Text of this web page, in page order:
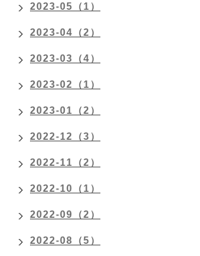
2023-05（1）
2023-04（2）
2023-03（4）
2023-02（1）
2023-01（2）
2022-12（3）
2022-11（2）
2022-10（1）
2022-09（2）
2022-08（5）